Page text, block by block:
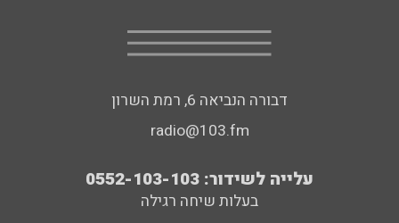
דבורה הנביאה 6, רמת השרון
radio@103.fm
עלייה לשידור: 0552-103-103
בעלות שיחה רגילה